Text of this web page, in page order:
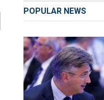
POPULAR NEWS